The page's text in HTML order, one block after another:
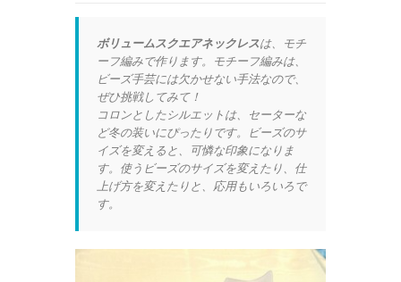
ボリュームスクエアネックレスは、モチ
ーフ編みで作ります。モチーフ編みは、
ビーズ手芸には欠かせない手法なので、
ぜひ挑戦してみて！
コロンとしたシルエットは、セーターな
ど冬の装いにぴったりです。ビーズのサ
イズを変えると、可憐な印象になりま
す。使うビーズのサイズを変えたり、仕
上げ方を変えたりと、応用もいろいろで
す。